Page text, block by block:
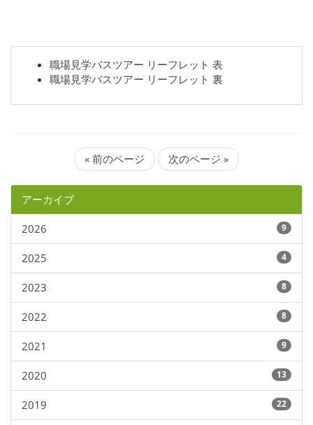
職場見学バスツアー リーフレット 表
職場見学バスツアー リーフレット 裏
« 前のページ 次のページ »
アーカイブ
2026 9
2025 4
2023 8
2022 8
2021 9
2020 13
2019 22